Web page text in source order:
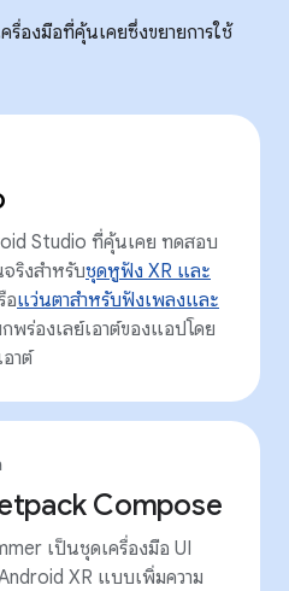
รื่องมือที่คุ้นเคยซึ่งขยายการใช้
Studio ที่คุ้นเคย ทดสอบ
ริงสำหรับชุดหูฟัง XR และ
อแว่นตาสำหรับฟังเพลงและ
พร่องเลย์เอาต์ของแอปโดย
าต์
Compose
เป็นชุดเครื่องมือ UI
XR แบบเพิ่มความ